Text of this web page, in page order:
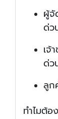
ผู้จั
ด่ว
เจ้
ด่ว
ลูก
ทำไมต้อ